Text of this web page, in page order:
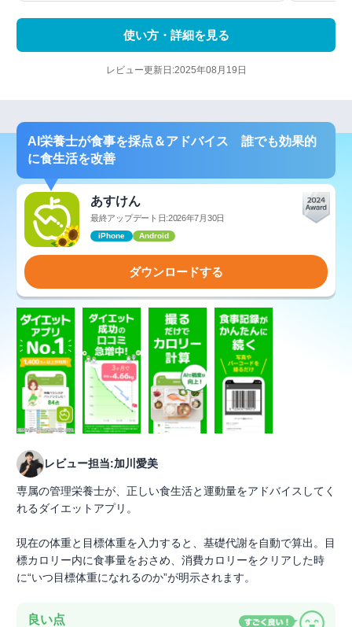
使い方・詳細を見る
レビュー更新日:2025年08月19日
AI栄養士が食事を採点＆アドバイス 誰でも効果的
に食生活を改善
あすけん
最終アップデート日:2026年7月30日
iPhone Android
ダウンロードする
レビュー担当:加川愛美
専属の管理栄養士が、正しい食生活と運動量をアドバイスしてく
れるダイエットアプリ。
現在の体重と目標体重を入力すると、基礎代謝を自動で算出。目
標カロリー内に食事量をおさめ、消費カロリーをクリアした時
に“いつ目標体重になれるのか”が明示されます。
良い点